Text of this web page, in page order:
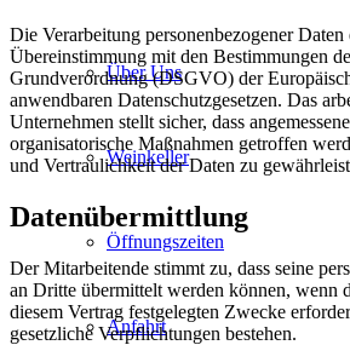
Über Uns
Weinkeller
Öffnungszeiten
Anfahrt
Die Verarbeitung personenbezogener
Übereinstimmung mit den Bestimmungen
Grundverordnung (DSGVO) der
anwendbaren Datenschutzgesetzen. Das
Unternehmen stellt sicher, dass
organisatorische Maßnahmen getroffen
und Vertraulichkeit der Daten zu
Datenübermittlung
Der Mitarbeitende stimmt zu, dass seine
an Dritte übermittelt werden können, wenn
diesem Vertrag festgelegten Zwecke
gesetzliche Verpflichtungen bestehen.